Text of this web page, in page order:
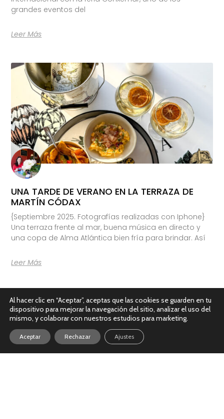
grandes eventos del
Leer Más
UNA TARDE DE VERANO EN LA TERRAZA DE
MARTÍN CÓDAX
{Septiembre 2025. Fotografías realizadas con Iphone}
Una terraza frente al mar, buena música en directo y
una copa de Alma Atlántica bien fría para brindar. Así
Leer Más
Al hacer clic en “Aceptar”, aceptas que las cookies se guarden en tu
dispositivo para mejorar la navegación del sitio, analizar el uso del
mismo, y colaborar con nuestros estudios para marketing.
Aceptar Rechazar Ajustes